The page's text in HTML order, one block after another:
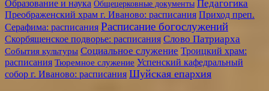
Образование и наука Общецерковные документы Педагогика
Преображенский храм г. Иваново: расписания Приход преп.
Серафима: расписания Расписание богослужений
Скорбященское подворье: расписания Слово Патриарха
События культуры Социальное служение Троицкий храм:
расписания Тюремное служение Успенский кафедральный
собор г. Иваново: расписания Шуйская епархия